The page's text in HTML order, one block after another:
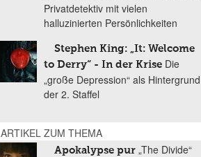
Privatdetektiv mit vielen
halluzinierten Persönlichkeiten
Stephen King: „It: Welcome
to Derry“ - In der Krise Die
„große Depression“ als Hintergrund
der 2. Staffel
ARTIKEL ZUM THEMA
Apokalypse pur „The Divide“